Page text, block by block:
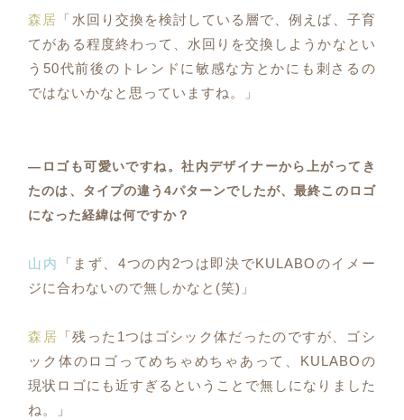
森居 「水回り交換を検討している層で、例えば、子育
てがある程度終わって、水回りを交換しようかなとい
う50代前後のトレンドに敏感な方とかにも刺さるの
ではないかなと思っていますね。」
―ロゴも可愛いですね。社内デザイナーから上がってき
たのは、タイプの違う4パターンでしたが、最終このロゴ
になった経緯は何ですか？
山内
「まず、4つの内2つは即決でKULABOのイメー
ジに合わないので無しかなと(笑)」
森居 「残った1つはゴシック体だったのですが、ゴシ
ック体のロゴってめちゃめちゃあって、KULABOの
現状ロゴにも近すぎるということで無しになりました
ね。」